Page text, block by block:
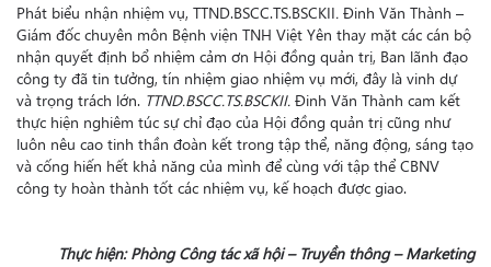
Phát biểu nhận nhiệm vụ, TTND.BSCC.TS.BSCKII. Đinh Văn Thành –
Giám đốc chuyên môn Bệnh viện TNH Việt Yên thay mặt các cán bộ
nhận quyết định bổ nhiệm cảm ơn Hội đồng quản trị, Ban lãnh đạo
công ty đã tin tưởng, tín nhiệm giao nhiệm vụ mới, đây là vinh dự
và trọng trách lớn. TTND.BSCC.TS.BSCKII. Đinh Văn Thành cam kết
thực hiện nghiêm túc sự chỉ đạo của Hội đồng quản trị cũng như
luôn nêu cao tinh thần đoàn kết trong tập thể, năng động, sáng tạo
và cống hiến hết khả năng của mình để cùng với tập thể CBNV
công ty hoàn thành tốt các nhiệm vụ, kế hoạch được giao.
Thực hiện: Phòng Công tác xã hội – Truyền thông – Marketing